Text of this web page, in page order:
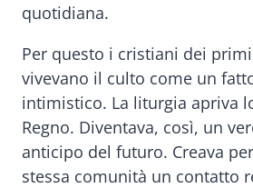
quotidiana.
Per questo i cristiani dei
vivevano il culto come un
intimistico. La liturgia apriva
Regno. Diventava, così, un
anticipo del futuro. Creava
stessa comunità un contatto